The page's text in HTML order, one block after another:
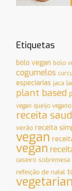
Etiquetas
bolo vegan bolo
cogumelos
especiarias jaca
plant based
vegan queijo vegano
receita
verão receita
vegan
vegan
caseiro sobremesa
refeição de natal